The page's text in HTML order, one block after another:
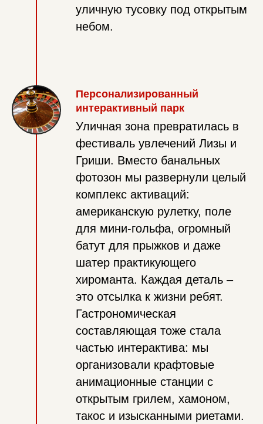
уличную тусовку под открытым
небом.
Персонализированный
интерактивный парк
Уличная зона превратилась в
фестиваль увлечений Лизы и
Гриши. Вместо банальных
фотозон мы развернули целый
комплекс активаций:
американскую рулетку, поле
для мини-гольфа, огромный
батут для прыжков и даже
шатер практикующего
хироманта. Каждая деталь –
это отсылка к жизни ребят.
Гастрономическая
составляющая тоже стала
частью интерактива: мы
организовали крафтовые
анимационные станции с
открытым грилем, хамоном,
такос и изысканными риетами.